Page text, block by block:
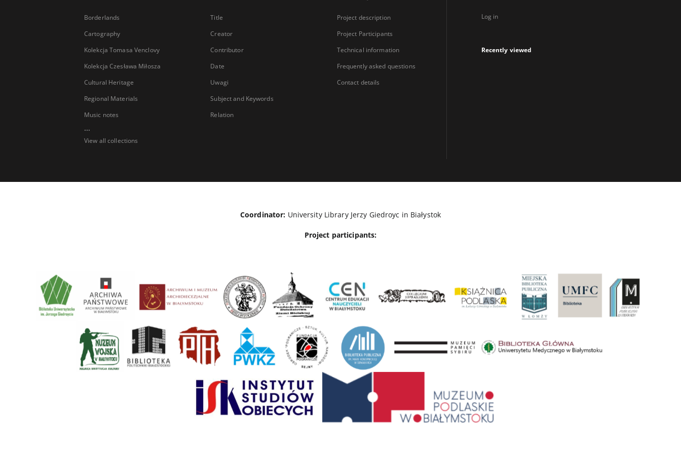
Borderlands
Cartography
Kolekcja Tomasa Venclovy
Kolekcja Czesława Miłosza
Cultural Heritage
Regional Materials
Music notes
...
View all collections
Title
Creator
Contributor
Date
Uwagi
Subject and Keywords
Relation
Project description
Project Participants
Technical information
Frequently asked questions
Contact details
Log in
Recently viewed
Coordinator: University Library Jerzy Giedroyc in Białystok
Project participants: